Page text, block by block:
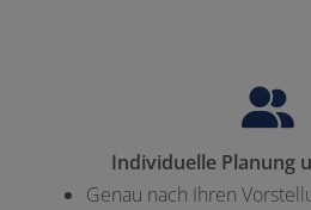
Individuelle Planung
Genau nach Ihren